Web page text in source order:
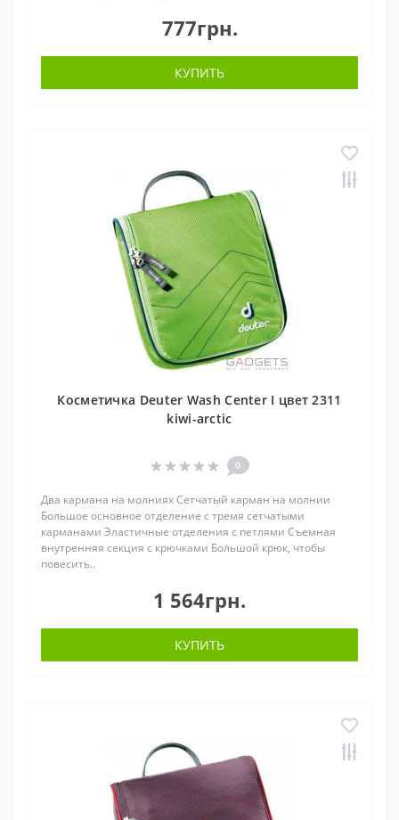
777грн.
КУПИТЬ
Косметичка Deuter Wash Center I цвет 2311
kiwi-arctic
0
Два кармана на молниях Сетчатый карман на молнии
Большое основное отделение с тремя сетчатыми
карманами Эластичные отделения с петлями Съемная
внутренняя секция с крючками Большой крюк, чтобы
повесить..
1 564грн.
КУПИТЬ